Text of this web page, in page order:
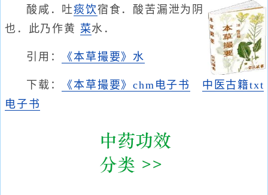
酸咸．吐痰饮宿食．酸苦漏泄为阴
也．此乃作黄 菜水．
引用： 《本草撮要》水
下载： 《本草撮要》chm电子书
中医古籍txt
电子书